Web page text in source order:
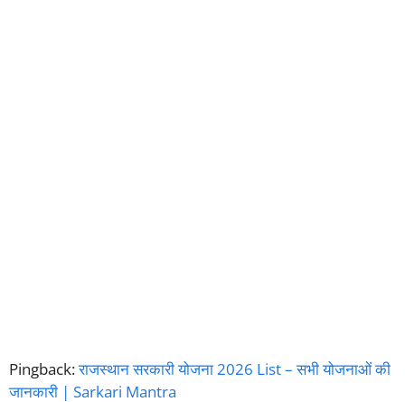
Pingback:राजस्थान सरकारी योजना 2026 List – सभी योजनाओं की
जानकारी | Sarkari Mantra